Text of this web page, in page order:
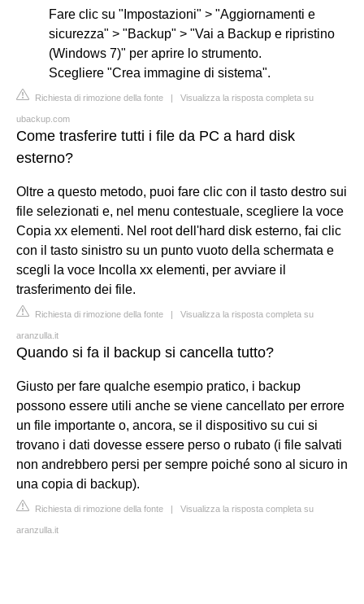
Fare clic su "Impostazioni" > "Aggiornamenti e
sicurezza" > "Backup" > "Vai a Backup e ripristino
(Windows 7)" per aprire lo strumento.
Scegliere "Crea immagine di sistema".
Richiesta di rimozione della fonte | Visualizza la risposta completa su
ubackup.com
Come trasferire tutti i file da PC a hard disk
esterno?
Oltre a questo metodo, puoi fare clic con il tasto destro sui
file selezionati e, nel menu contestuale, scegliere la voce
Copia xx elementi. Nel root dell'hard disk esterno, fai clic
con il tasto sinistro su un punto vuoto della schermata e
scegli la voce Incolla xx elementi, per avviare il
trasferimento dei file.
Richiesta di rimozione della fonte | Visualizza la risposta completa su
aranzulla.it
Quando si fa il backup si cancella tutto?
Giusto per fare qualche esempio pratico, i backup
possono essere utili anche se viene cancellato per errore
un file importante o, ancora, se il dispositivo su cui si
trovano i dati dovesse essere perso o rubato (i file salvati
non andrebbero persi per sempre poiché sono al sicuro in
una copia di backup).
Richiesta di rimozione della fonte | Visualizza la risposta completa su
aranzulla.it